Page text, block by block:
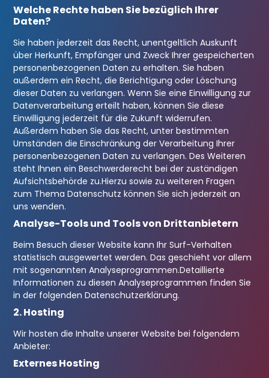
Welche Rechte haben Sie bezüglich Ihrer
Daten?
Sie haben jederzeit das Recht, unentgeltlich Auskunft
über Herkunft, Empfänger und Zweck Ihrer gespeicherten
personenbezogenen Daten zu erhalten. Sie haben
außerdem ein Recht, die Berichtigung oder Löschung
dieser Daten zu verlangen. Wenn Sie eine Einwilligung zur
Datenverarbeitung erteilt haben, können Sie diese
Einwilligung jederzeit für die Zukunft widerrufen.
Außerdem haben Sie das Recht, unter bestimmten
Umständen die Einschränkung der Verarbeitung Ihrer
personenbezogenen Daten zu verlangen. Des Weiteren
steht Ihnen ein Beschwerderecht bei der zuständigen
Aufsichtsbehörde zu.Hierzu sowie zu weiteren Fragen
zum Thema Datenschutz können Sie sich jederzeit an
uns wenden.
Analyse-Tools und Tools von Dritt­anbietern
Beim Besuch dieser Website kann Ihr Surf-Verhalten
statistisch ausgewertet werden. Das geschieht vor allem
mit sogenannten Analyseprogrammen.Detaillierte
Informationen zu diesen Analyseprogrammen finden Sie
in der folgenden Datenschutzerklärung.
2. Hosting
Wir hosten die Inhalte unserer Website bei folgendem
Anbieter:
Externes Hosting